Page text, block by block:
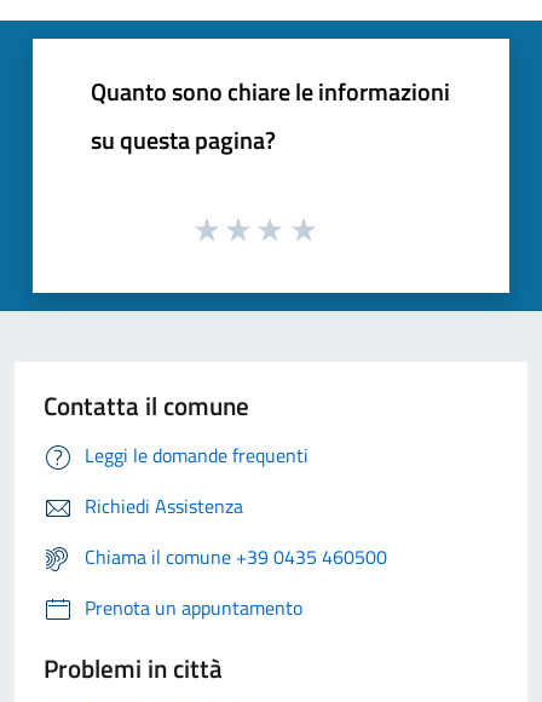
Quanto sono chiare le informazioni
su questa pagina?
Contatta il comune
Leggi le domande frequenti
Richiedi Assistenza
Chiama il comune +39 0435 460500
Prenota un appuntamento
Problemi in città